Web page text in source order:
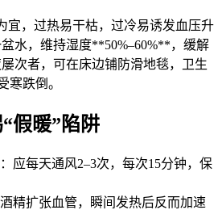
，过热易干枯，过冷易诱发血压升
水，维持湿度**50%–60%**，缓解
次者，可在床边铺防滑地毯，卫生
寒跌倒。
假暖”陷阱
应每天通风2–3次，每次15分钟，保
精扩张血管，瞬间发热后反而加速